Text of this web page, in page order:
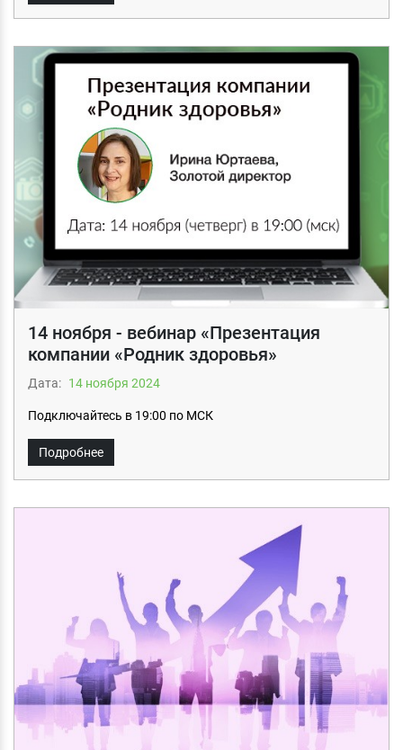
14 ноября - вебинар «Презентация
компании «Родник здоровья»
Дата: 14 ноября 2024
Подключайтесь в 19:00 по МСК
Подробнее